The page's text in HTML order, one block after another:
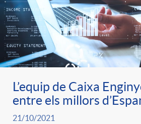
C
a
t
e
t
s
L’equip de Caixa
entre els millors
21/10/2021